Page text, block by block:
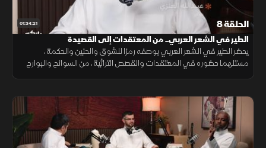
01:34:21 الحلقة 8
الطير في الشعر العربي.. من المعتقدات إلى القصيدة
يحضر الطير في الشعر العربي بوصفه رمزا للشوق والحنين والحكمة،
مستلهما حضوره في المعتقدات والقصص التراثية، من السوانح والبوارح